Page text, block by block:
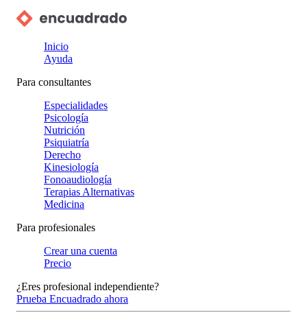
Inicio
Ayuda
Para consultantes
Especialidades
Psicología
Nutrición
Psiquiatría
Derecho
Kinesiología
Fonoaudiología
Terapias Alternativas
Medicina
Para profesionales
Crear una cuenta
Precio
¿Eres profesional independiente?
Prueba Encuadrado ahora